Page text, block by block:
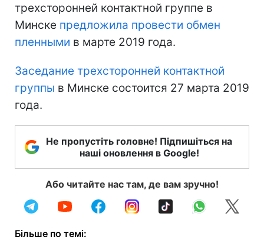
трехсторонней контактной группе в
Минске предложила провести обмен
пленными в марте 2019 года.
Заседание трехсторонней контактной
группы в Минске состоится 27 марта 2019
года.
Не пропустіть головне! Підпишіться на
наші оновлення в Google!
Або читайте нас там, де вам зручно!
Більше по темі: